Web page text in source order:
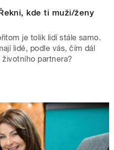
kde ti muži/ženy
je tolik lidí stále samo.
lidé, podle vás, čím dál
partnera?